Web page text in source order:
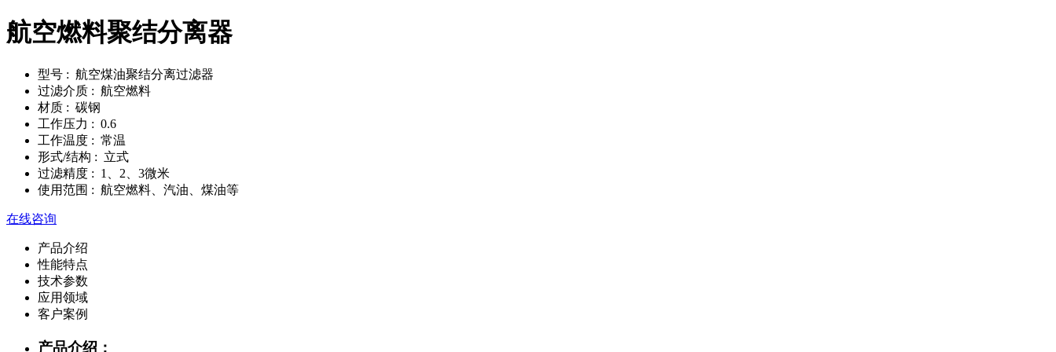
航空燃料聚结分离器
型号 : 航空煤油聚结分离过滤器
过滤介质 : 航空燃料
材质 : 碳钢
工作压力 : 0.6
工作温度 : 常温
形式/结构 : 立式
过滤精度 : 1、2、3微米
使用范围 : 航空燃料、汽油、煤油等
在线咨询
产品介绍
性能特点
技术参数
应用领域
客户案例
产品介绍：